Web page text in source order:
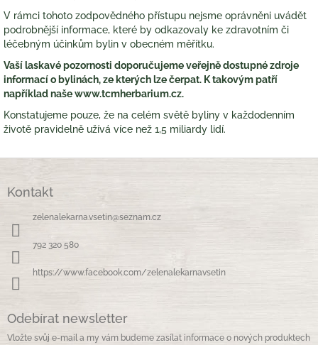
V rámci tohoto zodpovědného přístupu nejsme oprávněni uvádět
podrobnější informace, které by odkazovaly ke zdravotním či
léčebným účinkům bylin v obecném měřítku.
Vaší laskavé pozornosti doporučujeme veřejně dostupné zdroje
informací o bylinách, ze kterých lze čerpat. K takovým patří
například naše www.tcmherbarium.cz.
Konstatujeme pouze, že na celém světě byliny v každodenním
životě pravidelně užívá více než 1,5 miliardy lidí.
Kontakt
zelenalekarna.vsetin@seznam.cz
792 320 580
https://www.facebook.com/zelenalekarnavsetin
Odebírat newsletter
Vložte svůj e-mail a my vám budeme zasílat informace o nových produktech